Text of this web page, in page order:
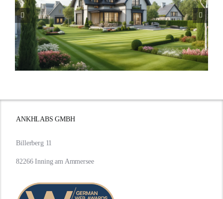
Bauzinsen im Sturm: Die
aktuelle Entwicklung
beleuchtet.
ANKHLABS GMBH
Billerberg 11
82266 Inning am Ammersee